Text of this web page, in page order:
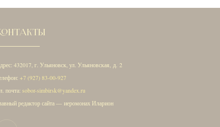
432017, г. Ульяновск, ул. Ульяновская, д. 2
+7 (927) 83-00-927
почта: sobor-simbirsk@yandex.ru
редактор сайта — иеромонах Иларион